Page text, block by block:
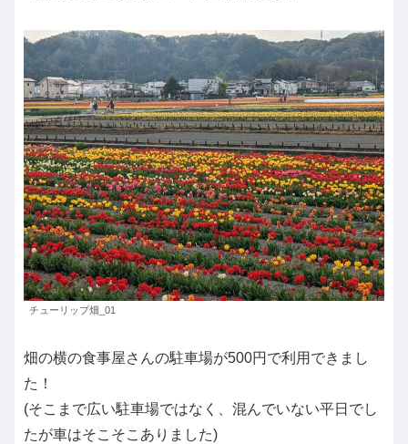
チューリップ畑_01
畑の横の食事屋さんの駐車場が500円で利用できまし
た！
(そこまで広い駐車場ではなく、混んでいない平日でし
たが車はそこそこありました)